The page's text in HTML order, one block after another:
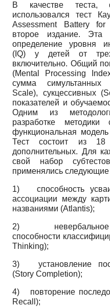
В качестве теста,
использовался тест
Assessment Battery
второе издание. Эта
определение уровня
(IQ) у детей от
включительно. Общий
(Mental Processing
сумма симультанных
Scale), сукцессивных
показателей и
Одним из
разработке методики
функциональная
Тест состоит из 18
дополнительных. Для
свой набор
применялись следующие
1) способность
ассоциации между
названиями (Atlantis);
2)
способности
Thinking);
3)установление
(Story Completion);
4) повторение
Recall);